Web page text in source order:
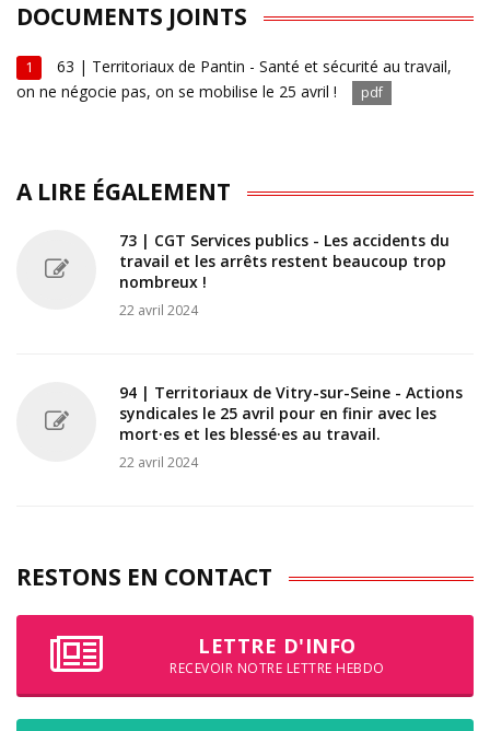
DOCUMENTS JOINTS
1
63 | Territoriaux de Pantin - Santé et sécurité au travail,
on ne négocie pas, on se mobilise le 25 avril !
pdf
A LIRE ÉGALEMENT
73 | CGT Services publics - Les accidents du
travail et les arrêts restent beaucoup trop
nombreux !
22 avril 2024
94 | Territoriaux de Vitry-sur-Seine - Actions
syndicales le 25 avril pour en finir avec les
mort·es et les blessé·es au travail.
22 avril 2024
RESTONS EN CONTACT
LETTRE D'INFO
RECEVOIR NOTRE LETTRE HEBDO